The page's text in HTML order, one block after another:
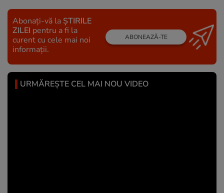
Abonați-vă la ȘTIRILE
ZILEI pentru a fi la
curent cu cele mai noi
informații.
ABONEAZĂ-TE
URMĂREȘTE CEL MAI NOU VIDEO